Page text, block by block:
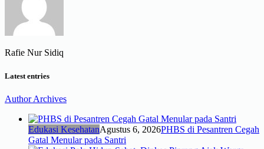
Rafie Nur Sidiq
Latest entries
Author Archives
Edukasi KesehatanAgustus 6, 2026PHBS di Pesantren Cegah
Gatal Menular pada Santri